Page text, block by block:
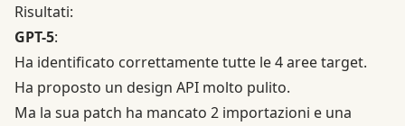
Risultati:
GPT-5:
Ha identificato correttamente tutte le 4 aree target.
Ha proposto un design API molto pulito.
Ma la sua patch ha mancato 2 importazioni e una